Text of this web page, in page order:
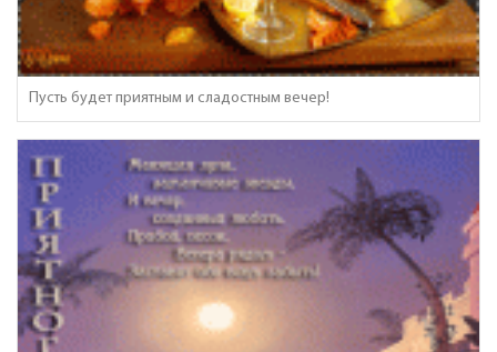
Пусть будет приятным и сладостным вечер!